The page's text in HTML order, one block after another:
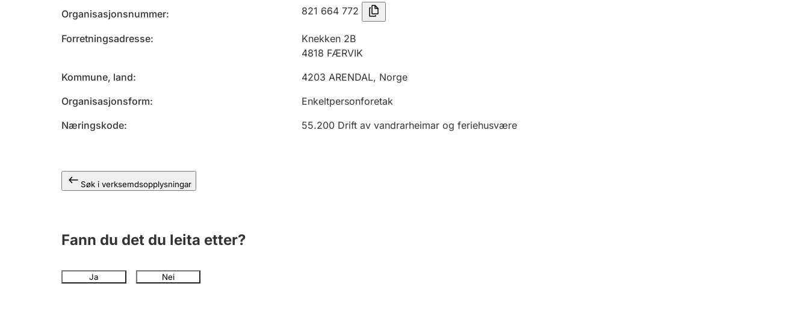
Organisasjonsnummer 821 664 772
Forretningsadresse
Knekken 2B
4818 FÆRVIK
Kommune, land
4203 ARENDAL, Norge
Organisasjonsform
Enkeltpersonforetak
Næringskode
55.200 Drift av vandrarheimar og feriehusvære
Søk i verksemdsopplysningar
Fann du det du leita etter?
Ja Nei